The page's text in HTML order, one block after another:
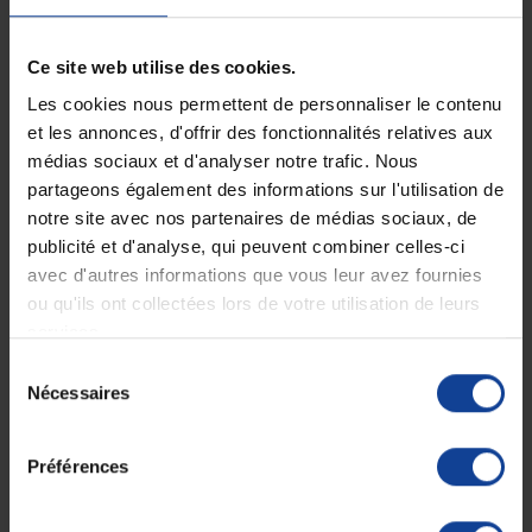
Ce site web utilise des cookies.
Les cookies nous permettent de personnaliser le contenu
et les annonces, d'offrir des fonctionnalités relatives aux
médias sociaux et d'analyser notre trafic. Nous
partageons également des informations sur l'utilisation de
notre site avec nos partenaires de médias sociaux, de
publicité et d'analyse, qui peuvent combiner celles-ci
avec d'autres informations que vous leur avez fournies
ou qu'ils ont collectées lors de votre utilisation de leurs
Nécessaires
Préférences
du pouce
doit être thermoformée dans un four Exos
Indications:
rhizarthrose
entorse bénigne du poignet
entorse bénigne à modérée de la colonne du pouce
fracture simple de la colonne du pouce
pouce du skieur
hyper-extension de l'articulation
patients présentant des allergies connues aux mousses,